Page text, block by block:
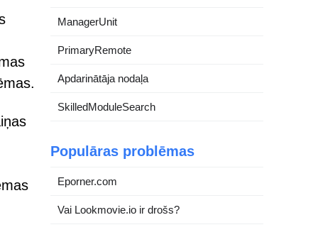
ManagerUnit
PrimaryRemote
Apdarinātāja nodaļa
SkilledModuleSearch
Populāras problēmas
Eporner.com
Vai Lookmovie.io ir drošs?